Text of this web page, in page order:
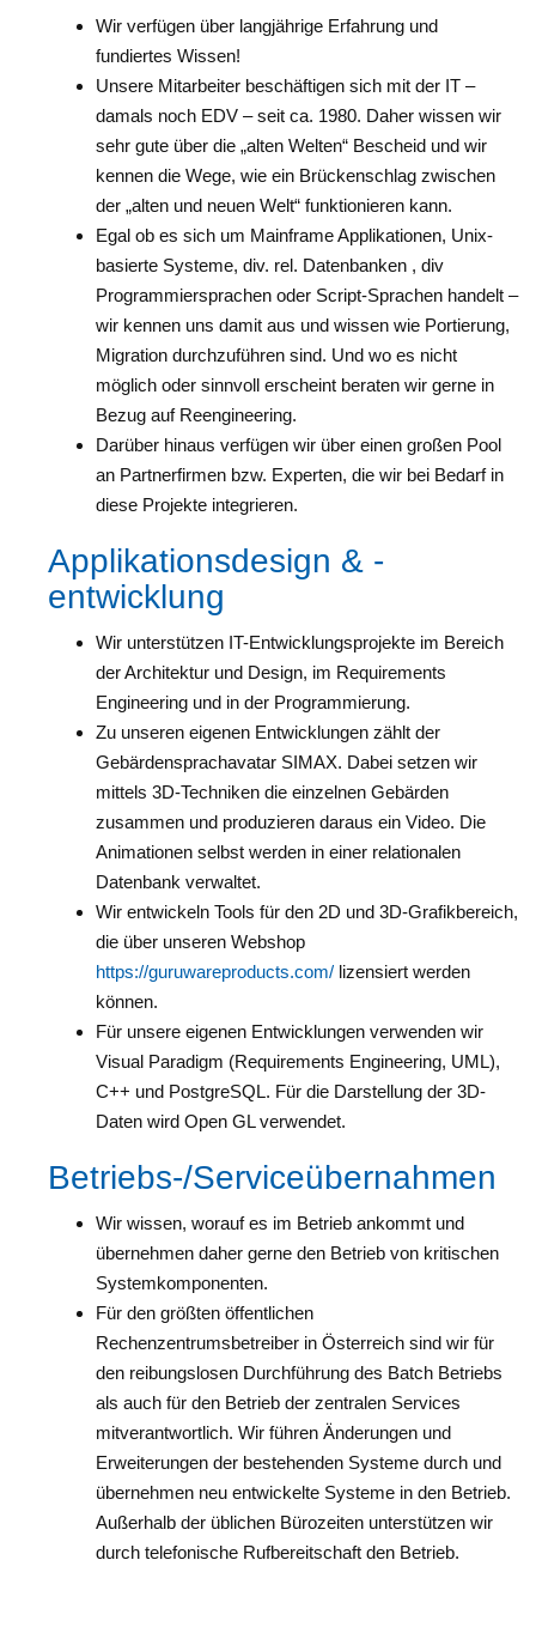
Wir verfügen über langjährige Erfahrung und
fundiertes Wissen!
Unsere Mitarbeiter beschäftigen sich mit der IT –
damals noch EDV – seit ca. 1980. Daher wissen wir
sehr gute über die „alten Welten“ Bescheid und wir
kennen die Wege, wie ein Brückenschlag zwischen
der „alten und neuen Welt“ funktionieren kann.
Egal ob es sich um Mainframe Applikationen, Unix-
basierte Systeme, div. rel. Datenbanken , div
Programmiersprachen oder Script-Sprachen handelt –
wir kennen uns damit aus und wissen wie Portierung,
Migration durchzuführen sind. Und wo es nicht
möglich oder sinnvoll erscheint beraten wir gerne in
Bezug auf Reengineering.
Darüber hinaus verfügen wir über einen großen Pool
an Partnerfirmen bzw. Experten, die wir bei Bedarf in
diese Projekte integrieren.
Applikationsdesign & -
entwicklung
Wir unterstützen IT-Entwicklungsprojekte im Bereich
der Architektur und Design, im Requirements
Engineering und in der Programmierung.
Zu unseren eigenen Entwicklungen zählt der
Gebärdensprachavatar SIMAX. Dabei setzen wir
mittels 3D-Techniken die einzelnen Gebärden
zusammen und produzieren daraus ein Video. Die
Animationen selbst werden in einer relationalen
Datenbank verwaltet.
Wir entwickeln Tools für den 2D und 3D-Grafikbereich,
die über unseren Webshop
https://guruwareproducts.com/ lizensiert werden
können.
Für unsere eigenen Entwicklungen verwenden wir
Visual Paradigm (Requirements Engineering, UML),
C++ und PostgreSQL. Für die Darstellung der 3D-
Daten wird Open GL verwendet.
Betriebs-/Serviceübernahmen
Wir wissen, worauf es im Betrieb ankommt und
übernehmen daher gerne den Betrieb von kritischen
Systemkomponenten.
Für den größten öffentlichen
Rechenzentrumsbetreiber in Österreich sind wir für
den reibungslosen Durchführung des Batch Betriebs
als auch für den Betrieb der zentralen Services
mitverantwortlich. Wir führen Änderungen und
Erweiterungen der bestehenden Systeme durch und
übernehmen neu entwickelte Systeme in den Betrieb.
Außerhalb der üblichen Bürozeiten unterstützen wir
durch telefonische Rufbereitschaft den Betrieb.